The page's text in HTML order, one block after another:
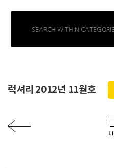
럭셔리 2012년 11월호